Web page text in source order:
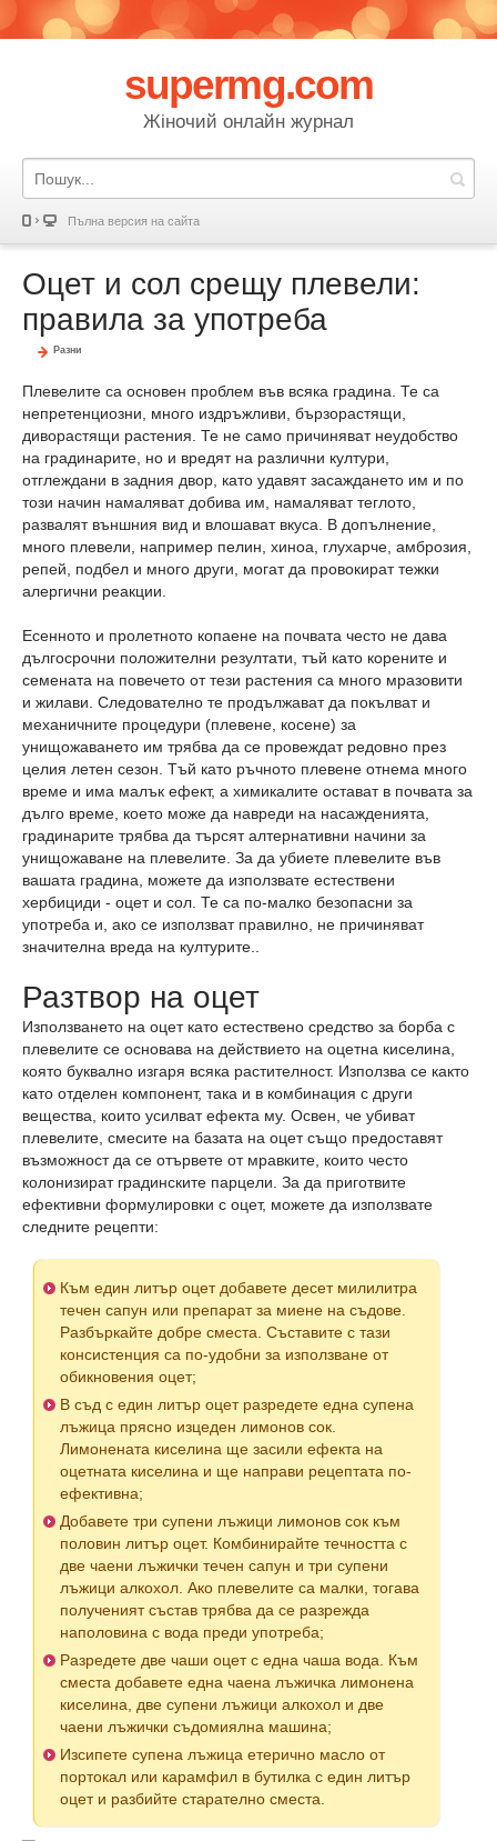
supermg.com
Жіночий онлайн журнал
Пълна версия на сайта
Оцет и сол срещу плевели:
правила за употреба
Разни
Плевелите са основен проблем във всяка градина. Те са
непретенциозни, много издръжливи, бързорастящи,
диворастящи растения. Те не само причиняват неудобство
на градинарите, но и вредят на различни култури,
отглеждани в задния двор, като удавят засаждането им и по
този начин намаляват добива им, намаляват теглото,
развалят външния вид и влошават вкуса. В допълнение,
много плевели, например пелин, хиноа, глухарче, амброзия,
репей, подбел и много други, могат да провокират тежки
алергични реакции.
Есенното и пролетното копаене на почвата често не дава
дългосрочни положителни резултати, тъй като корените и
семената на повечето от тези растения са много мразовити
и жилави. Следователно те продължават да покълват и
механичните процедури (плевене, косене) за
унищожаването им трябва да се провеждат редовно през
целия летен сезон. Тъй като ръчното плевене отнема много
време и има малък ефект, а химикалите остават в почвата за
дълго време, което може да навреди на насажденията,
градинарите трябва да търсят алтернативни начини за
унищожаване на плевелите. За да убиете плевелите във
вашата градина, можете да използвате естествени
хербициди - оцет и сол. Те са по-малко безопасни за
употреба и, ако се използват правилно, не причиняват
значителна вреда на културите..
Разтвор на оцет
Използването на оцет като естествено средство за борба с
плевелите се основава на действието на оцетна киселина,
която буквално изгаря всяка растителност. Използва се както
като отделен компонент, така и в комбинация с други
вещества, които усилват ефекта му. Освен, че убиват
плевелите, смесите на базата на оцет също предоставят
възможност да се отървете от мравките, които често
колонизират градинските парцели. За да приготвите
ефективни формулировки с оцет, можете да използвате
следните рецепти:
Към един литър оцет добавете десет милилитра
течен сапун или препарат за миене на съдове.
Разбъркайте добре сместа. Съставите с тази
консистенция са по-удобни за използване от
обикновения оцет;
В съд с един литър оцет разредете една супена
лъжица прясно изцеден лимонов сок.
Лимонената киселина ще засили ефекта на
оцетната киселина и ще направи рецептата по-
ефективна;
Добавете три супени лъжици лимонов сок към
половин литър оцет. Комбинирайте течността с
две чаени лъжички течен сапун и три супени
лъжици алкохол. Ако плевелите са малки, тогава
полученият състав трябва да се разрежда
наполовина с вода преди употреба;
Разредете две чаши оцет с една чаша вода. Към
сместа добавете една чаена лъжичка лимонена
киселина, две супени лъжици алкохол и две
чаени лъжички съдомиялна машина;
Изсипете супена лъжица етерично масло от
портокал или карамфил в бутилка с един литър
оцет и разбийте старателно сместа.